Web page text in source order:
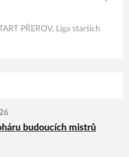
PŘEROV, Liga starších
budoucích mistrů